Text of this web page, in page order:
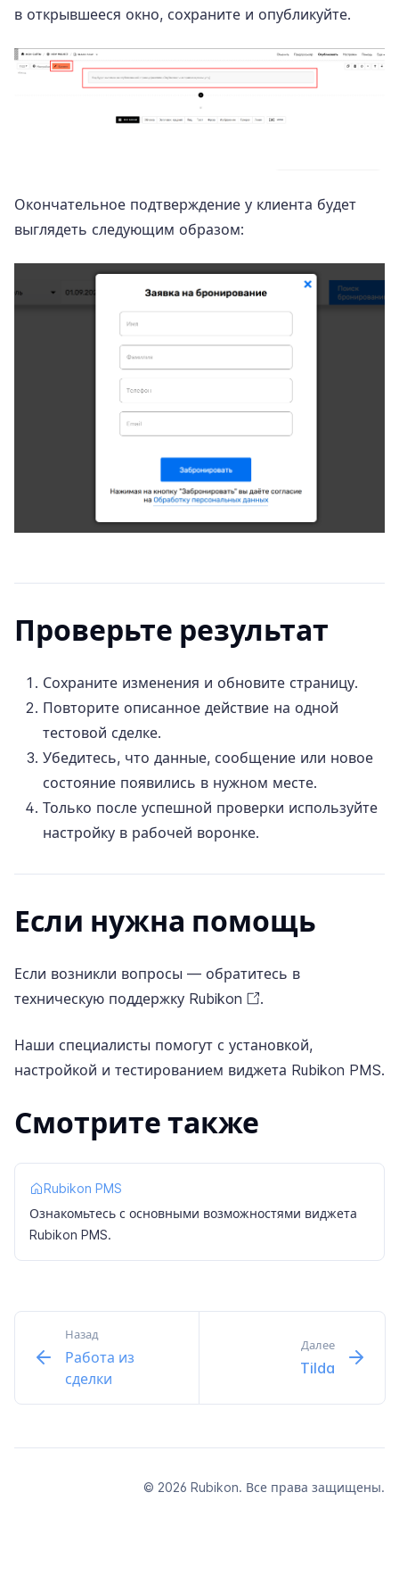
в открывшееся окно, сохраните и опубликуйте.
Окончательное подтверждение у клиента будет
выглядеть следующим образом:
Проверьте результат
Сохраните изменения и обновите страницу.
Повторите описанное действие на одной
тестовой сделке.
Убедитесь, что данные, сообщение или новое
состояние появились в нужном месте.
Только после успешной проверки используйте
настройку в рабочей воронке.
Если нужна помощь
Если возникли вопросы — обратитесь в
техническую поддержку Rubikon
.
Наши специалисты помогут с установкой,
настройкой и тестированием виджета Rubikon PMS.
Смотрите также
Rubikon PMS
Ознакомьтесь с основными возможностями виджета
Rubikon PMS.
Назад
Работа из
сделки
Далее
Tilda
© 2026 Rubikon. Все права защищены.